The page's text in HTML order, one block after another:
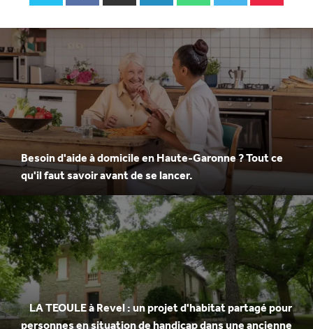
Besoin d'aide à domicile en Haute-Garonne ? Tout ce
qu'il faut savoir avant de se lancer.
LA TEOULE à Revel : un projet d'habitat partagé pour